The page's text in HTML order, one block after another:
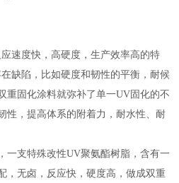
度快，高硬度，生产效率高的特
缺陷，比如硬度和韧性的平衡，耐候
重固化涂料就弥补了单一UV固化的不
性，提高体系的附着力，耐水性、耐
支特殊改性UV聚氨酯树脂，含有一
，无卤，反应快，硬度高，做成双重